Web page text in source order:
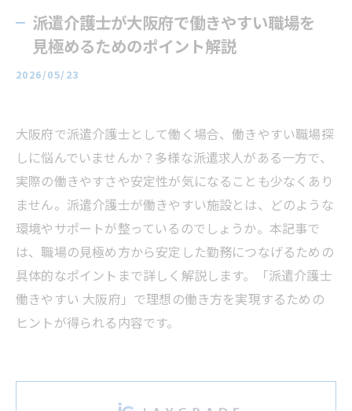
派遣介護士が大阪府で働きやすい職場を
見極めるためのポイント解説
2026/05/23
大阪府で派遣介護士として働く場合、働きやすい職場探
しに悩んでいませんか？多様な派遣求人がある一方で、
実際の働きやすさや安定性が気になることも少なくあり
ません。派遣介護士が働きやすい施設とは、どのような
環境やサポートが整っているのでしょうか。本記事で
は、職場の見極め方から安定した勤務につなげるための
具体的なポイントまで詳しく解説します。「派遣介護士
働きやすい 大阪府」で理想の働き方を実現するための
ヒントが得られる内容です。